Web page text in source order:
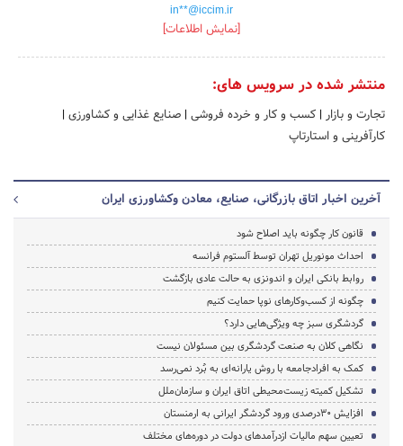
in**@iccim.ir
[نمایش اطلاعات]
منتشر شده در سرویس های:
تجارت و بازار | کسب و کار و خرده فروشی | صنایع غذایی و کشاورزی |
کارآفرینی و استارتاپ
آخرین اخبار اتاق بازرگانی، صنایع، معادن وکشاورزی ایران
قانون کار چگونه باید اصلاح شود
احداث مونوریل تهران توسط آلستوم فرانسه
روابط بانکی ایران و اندونزی به حالت عادی بازگشت
چگونه از کسب‌وکارهای نوپا حمایت کنیم
گردشگری سبز چه ویژگی‌هایی دارد؟
نگاهی کلان به صنعت گردشگری بین مسئولان نیست
کمک به افرادجامعه با روش یارانه‌ای به بُرد نمی‌رسد
تشکیل کمیته زیست‌محیطی اتاق ایران‌ و سازمان‌ملل
افزایش 30درصدی ورود گردشگر ایرانی به ارمنستان
تعیین سهم مالیات ازدرآمدهای دولت در دوره‌های مختلف